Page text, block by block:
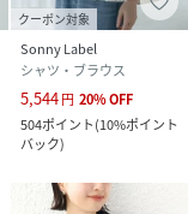
クーポン対象
Sonny Label
シャツ・ブラウス
5,544円 20%OFF
504ポイント(10%ポイント
バック)